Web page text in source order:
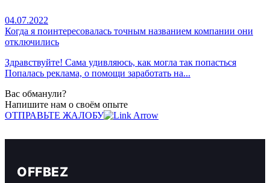
04.07.2022
Когда я поинтересовалась точным названием компании они
отключились
Здравствуйте! Сама удивляюсь, как могла так попасться
Попалась реклама, о помощи заработать на...
Вас обманули?
Напишите нам о своём опыте
ОТПРАВЬТЕ ЖАЛОБУ
OFFBEZ